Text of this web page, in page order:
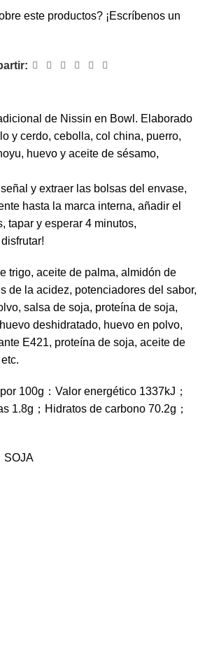
este productos? ¡Escríbenos un
de Nissin en Bowl. Elaborado
y cerdo, cebolla, col china, puerro,
huevo y aceite de sésamo,
y extraer las bolsas del envase,
hasta la marca interna, añadir el
tapar y esperar 4 minutos,
trigo, aceite de palma, almidón de
de la acidez, potenciadores del sabor,
salsa de soja, proteína de soja,
deshidratado, huevo en polvo,
E421, proteína de soja, aceite de
100g：Valor energético 1337kJ；
1.8g；Hidratos de carbono 70.2g；
SOJA